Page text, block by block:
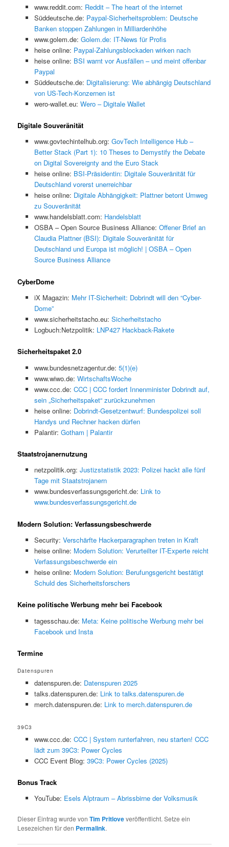
www.reddit.com: Reddit – The heart of the internet
Süddeutsche.de: Paypal-Sicherheitsproblem: Deutsche
Banken stoppen Zahlungen in Milliardenhöhe
www.golem.de: Golem.de: IT-News für Profis
heise online: Paypal-Zahlungsblockaden wirken nach
heise online: BSI warnt vor Ausfällen – und meint offenbar
Paypal
Süddeutsche.de: Digitalisierung: Wie abhängig Deutschland
von US-Tech-Konzernen ist
wero-wallet.eu: Wero – Digitale Wallet
Digitale Souveränität
www.govtechintelhub.org: GovTech Intelligence Hub –
Better Stack (Part 1): 10 Theses to Demystify the Debate
on Digital Sovereignty and the Euro Stack
heise online: BSI-Präsidentin: Digitale Souveränität für
Deutschland vorerst unerreichbar
heise online: Digitale Abhängigkeit: Plattner betont Umweg
zu Souveränität
www.handelsblatt.com: Handelsblatt
OSBA – Open Source Business Alliance: Offener Brief an
Claudia Plattner (BSI): Digitale Souveränität für
Deutschland und Europa ist möglich! | OSBA – Open
Source Business Alliance
CyberDome
iX Magazin: Mehr IT-Sicherheit: Dobrindt will den “Cyber-
Dome”
www.sicherheitstacho.eu: Sicherheitstacho
Logbuch:Netzpolitik: LNP427 Hackback-Rakete
Sicherheitspaket 2.0
www.bundesnetzagentur.de: 5(1)(e)
www.wiwo.de: WirtschaftsWoche
www.ccc.de: CCC | CCC fordert Innenminister Dobrindt auf,
sein „Sicherheitspaket“ zurückzunehmen
heise online: Dobrindt-Gesetzentwurf: Bundespolizei soll
Handys und Rechner hacken dürfen
Palantir: Gotham | Palantir
Staatstrojanernutzung
netzpolitik.org: Justizstatistik 2023: Polizei hackt alle fünf
Tage mit Staatstrojanern
www.bundesverfassungsgericht.de: Link to
www.bundesverfassungsgericht.de
Modern Solution: Verfassungsbeschwerde
Security: Verschärfte Hackerparagraphen treten in Kraft
heise online: Modern Solution: Verurteilter IT-Experte reicht
Verfassungsbeschwerde ein
heise online: Modern Solution: Berufungsgericht bestätigt
Schuld des Sicherheitsforschers
Keine politische Werbung mehr bei Facebook
tagesschau.de: Meta: Keine politische Werbung mehr bei
Facebook und Insta
Termine
Datenspuren
datenspuren.de: Datenspuren 2025
talks.datenspuren.de: Link to talks.datenspuren.de
merch.datenspuren.de: Link to merch.datenspuren.de
39C3
www.ccc.de: CCC | System runterfahren, neu starten! CCC
lädt zum 39C3: Power Cycles
CCC Event Blog: 39C3: Power Cycles (2025)
Bonus Track
YouTube: Esels Alptraum – Abrissbirne der Volksmusik
Dieser Eintrag wurde vonTim Pritloveveröffentlicht. Setze ein
Lesezeichen für den Permalink.